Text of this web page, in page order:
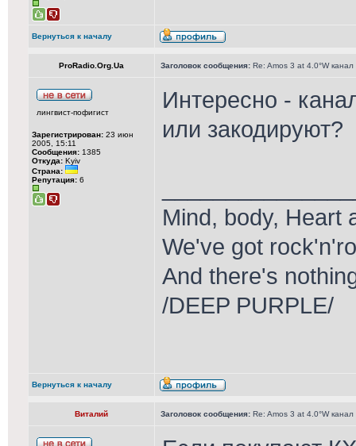
Вернуться к началу
ProRadio.Org.Ua Заголовок сообщения: Re: Amos 3 at 4.0°W канал
лингвист-пофигист
Зарегистрирован: 23 июн
2005, 15:11
Сообщения: 1385
Откуда: Kyiv
Страна:
Репутация: 6
Интересно -
или закодируют?
Mind, body, Heart
We've got
And there's
/DEEP PURPLE/
Вернуться к началу
Виталий Заголовок сообщения: Re: Amos 3 at 4.0°W канал